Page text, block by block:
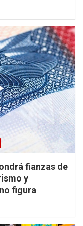
fianzas de
y
figura